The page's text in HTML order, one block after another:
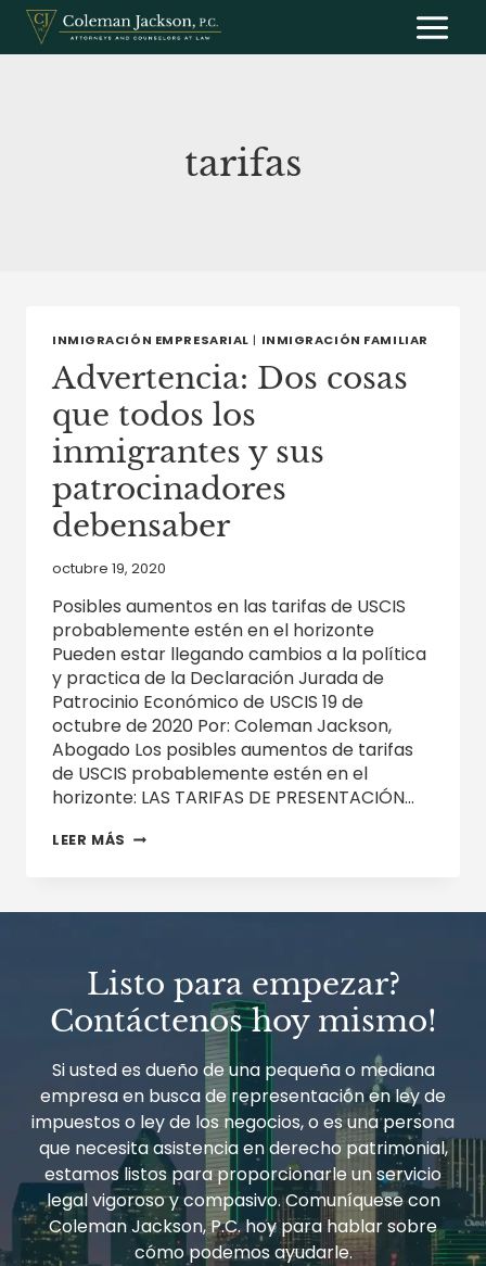
Saltar
contenido
tarifas
INMIGRACIÓN EMPRESARIAL | INMIGRACIÓN FAMILIAR
Advertencia: Dos cosas
que todos los
inmigrantes y sus
patrocinadores
debensaber
octubre 19, 2020
Posibles aumentos en las tarifas de USCIS
probablemente estén en el horizonte
Pueden estar llegando cambios a la política
y practica de la Declaración Jurada de
Patrocinio Económico de USCIS 19 de
octubre de 2020 Por: Coleman Jackson,
Abogado Los posibles aumentos de tarifas
de USCIS probablemente estén en el
horizonte: LAS TARIFAS DE PRESENTACIÓN…
LEER MÁS ADVERTENCIA:
TODOS
SUS
PATROCINADORES
DEBENSABER
Listo para empezar?
Contáctenos hoy mismo!
Si usted es dueño de una pequeña o mediana
empresa en busca de representación en ley de
impuestos o ley de los negocios, o es una persona
que necesita asistencia en derecho patrimonial,
estamos listos para proporcionarle un servicio
legal vigoroso y compasivo. Comuníquese con
Coleman Jackson, P.C. hoy para hablar sobre
cómo podemos ayudarle.